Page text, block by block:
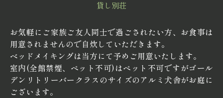
貸し別荘
お気軽にご家族ご友人同士で過ごされたい方、お食事は
用意されませんので自炊していただきます。
ベッドメイキングは当方にて予めご用意いたします。
室内(全館禁煙、ペット不可)はペット不可ですがゴール
デンリトリーバークラスのサイズのアルミ犬舎がお庭に
ございます。